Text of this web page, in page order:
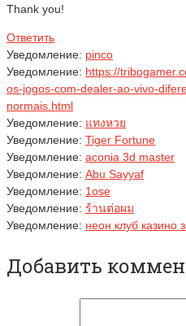
Thank you!
Ответить
Уведомление: pinco
Уведомление: https://
os-jogos-com-dealer-ao-vivo-
normais.html
Уведомление: แทงหวย
Уведомление: Tiger Fortune
Уведомление: aconia 3d master
Уведомление: Abu Sayyaf
Уведомление: 1ose
Уведомление: ร้านต่อผม
Уведомление: неон клуб казино
Добавить